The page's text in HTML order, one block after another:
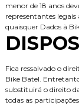
menor de 18 anos
representantes legais
quaisquer Dados à
Fica ressalvado o
Bike Batel.
substituirá o direito
todas as